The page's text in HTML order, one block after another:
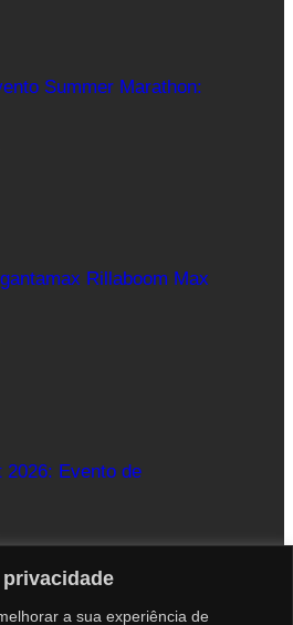
a sua experiência de
Summer Marathon:
Rillaboom Max
2026: Evento de